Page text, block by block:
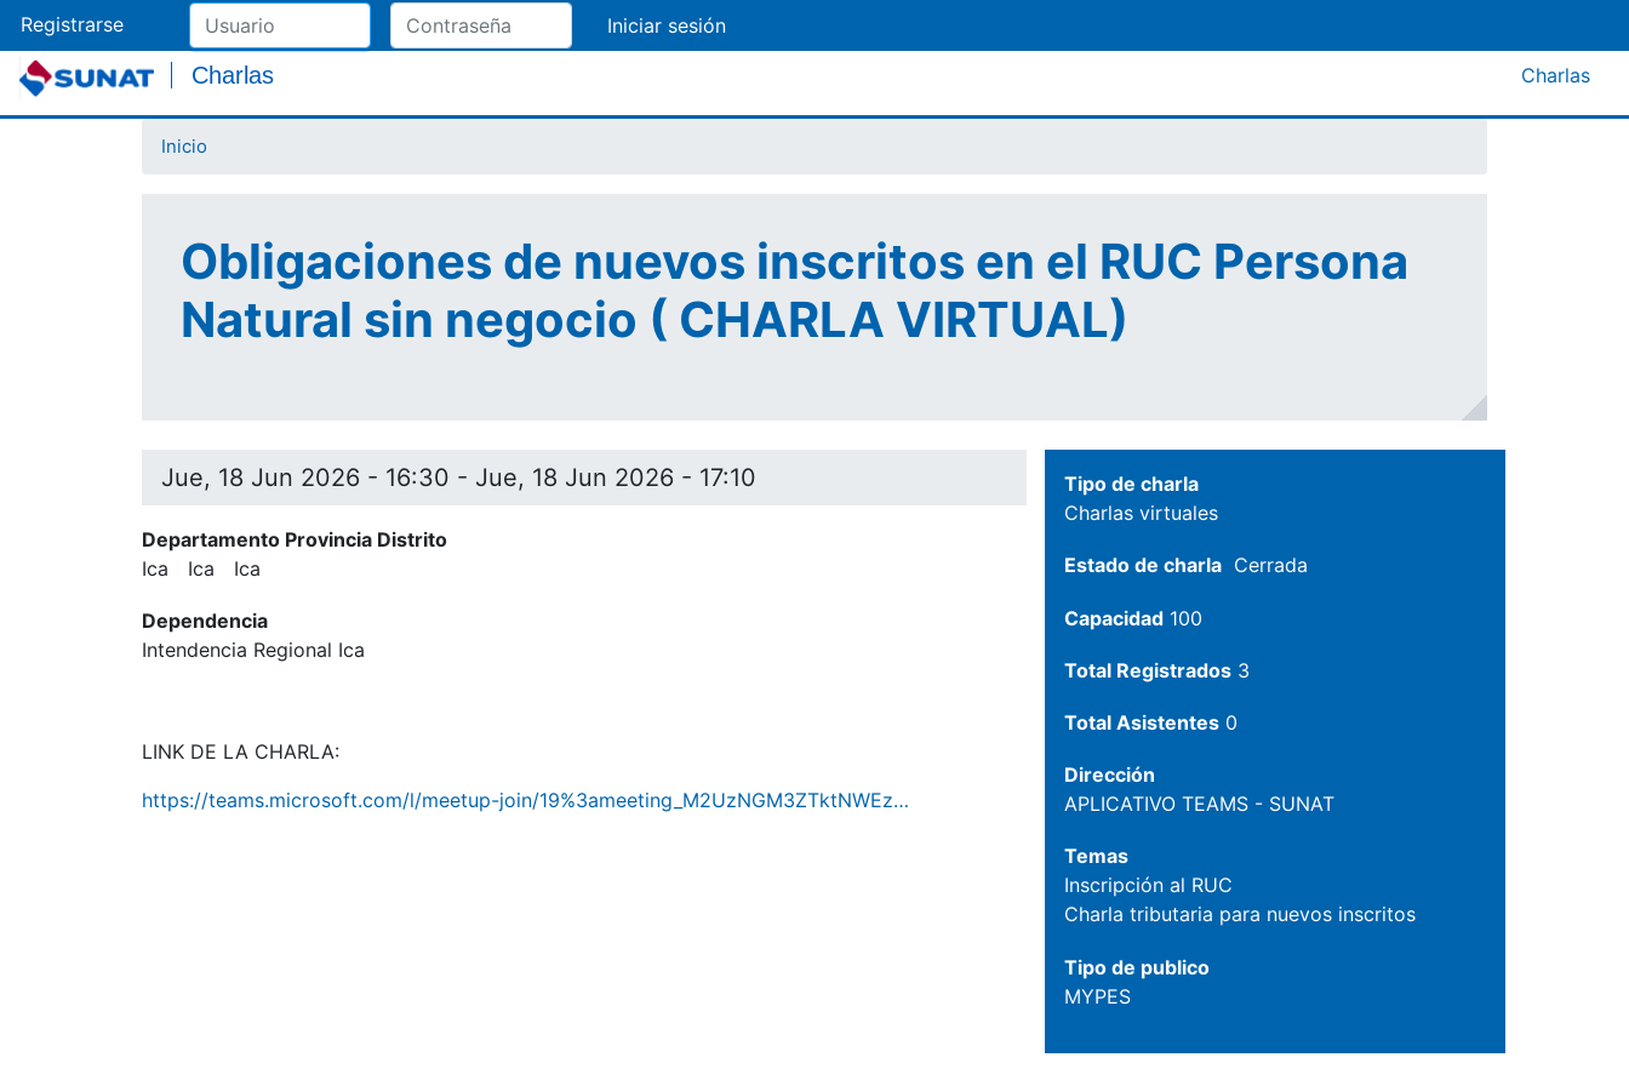
al
Registrarse
Charlas Charlas
Inicio
Obligaciones de nuevos inscritos en el RUC Persona
Natural sin negocio ( CHARLA VIRTUAL)
Jue, 18 Jun 2026 - 16:30 - Jue, 18 Jun 2026 - 17:10
Departamento Provincia Distrito
Ica
Ica Ica
Dependencia
Intendencia Regional Ica
LINK DE LA CHARLA:
https://teams.microsoft.com/l/meetup-join/19%3ameeting_M2UzNGM3ZTktNWEz…
Tipo de charla
Charlas virtuales
Estado de charla Cerrada
Capacidad 100
Total Registrados 3
Total Asistentes 0
Dirección
APLICATIVO TEAMS - SUNAT
Temas
Inscripción al RUC
Charla tributaria para nuevos inscritos
Tipo de publico
MYPES